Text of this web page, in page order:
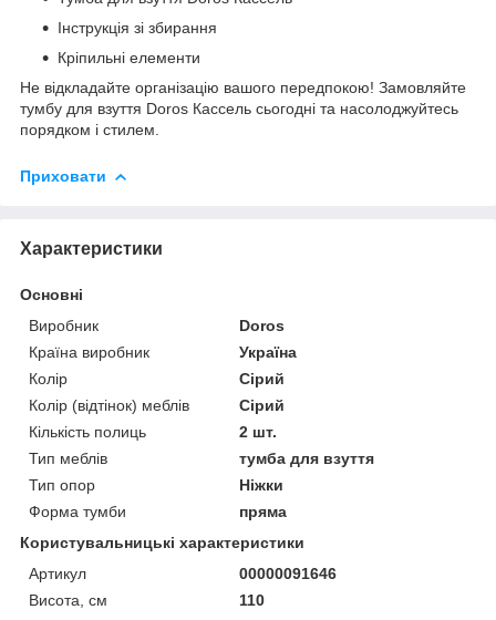
Інструкція зі збирання
Кріпильні елементи
Не відкладайте організацію вашого передпокою! Замовляйте
тумбу для взуття Doros Кассель сьогодні та насолоджуйтесь
порядком і стилем.
Приховати
Характеристики
Основні
Виробник
Doros
Країна виробник
Україна
Колір
Сірий
Колір (відтінок) меблів
Сірий
Кількість полиць
2 шт.
Тип меблів
тумба для взуття
Тип опор
Ніжки
Форма тумби
пряма
Користувальницькі характеристики
Артикул
00000091646
Висота, см
110